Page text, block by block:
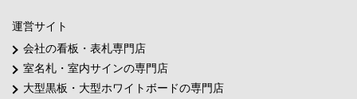
運営サイト
会社の看板・表札専門店
室名札・室内サインの専門店
大型黒板・大型ホワイトボードの専門店